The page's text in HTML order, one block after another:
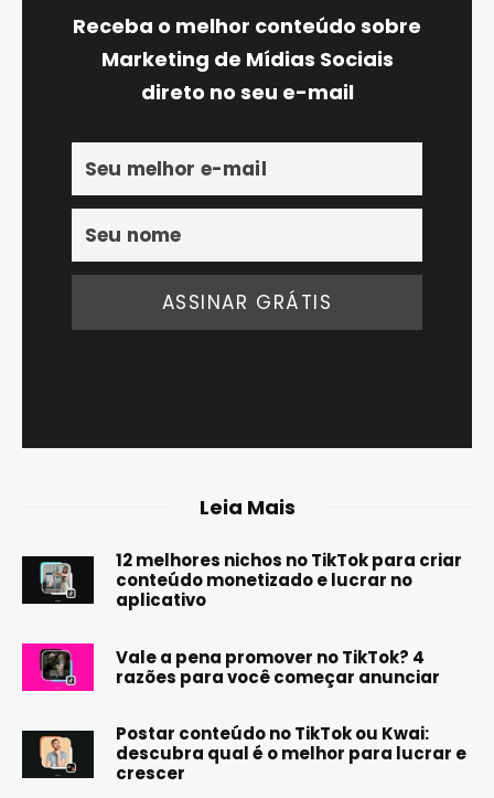
Receba o melhor conteúdo sobre
Marketing de Mídias Sociais
direto no seu e-mail
Leia Mais
12 melhores nichos no TikTok para criar
conteúdo monetizado e lucrar no
aplicativo
Vale a pena promover no TikTok? 4
razões para você começar anunciar
Postar conteúdo no TikTok ou Kwai:
descubra qual é o melhor para lucrar e
crescer